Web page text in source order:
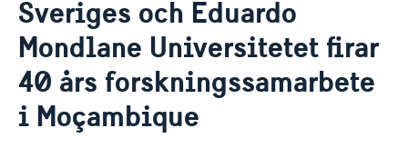
Om oss
Personal Moçambique
Aktuellt
Nya statsråd på Utrikesdepartementet
Nyheter
Sveriges och Eduardo
Mondlane Universitetet firar
40 års forskningssamarbete
i Moçambique